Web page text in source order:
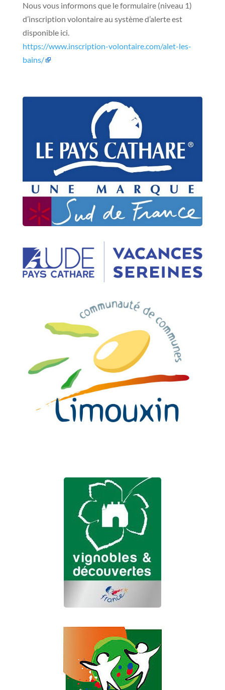
Nous vous informons que le formulaire (niveau 1)
d’inscription volontaire au système d’alerte est
disponible ici.
https://www.inscription-volontaire.com/alet-les-
bains/